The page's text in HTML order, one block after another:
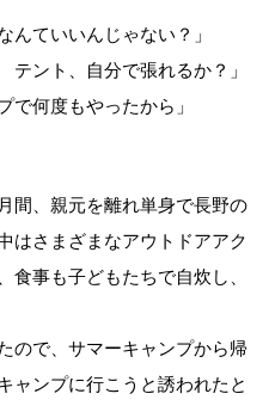
ていいんじゃない？」
ント、自分で張れるか？」
で何度もやったから」
間、親元を離れ単身で長野の
はさまざまなアウトドアアク
事も子どもたちで自炊し、
ので、サマーキャンプから帰
ャンプに行こうと誘われたと